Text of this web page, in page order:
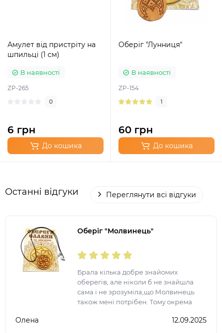
Амулет від пристріту на
шпильці (1 см)
В наявності
ZP-265
0
6 грн
До кошика
Оберіг "Лунниця"
В наявності
ZP-154
1
60 грн
До кошика
Останні відгуки Переглянути всі відгуки
Оберіг "Молвинець"
Брала кілька добре знайомих
оберегів, але ніколи б не знайшла
сама і не зрозуміла,що Молвинець
також мені потрібен. Тому окрема
Олена 12.09.2025